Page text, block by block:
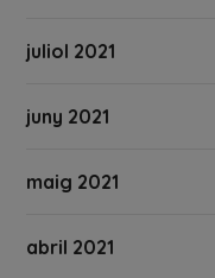
juliol 2021
juny 2021
maig 2021
abril 2021